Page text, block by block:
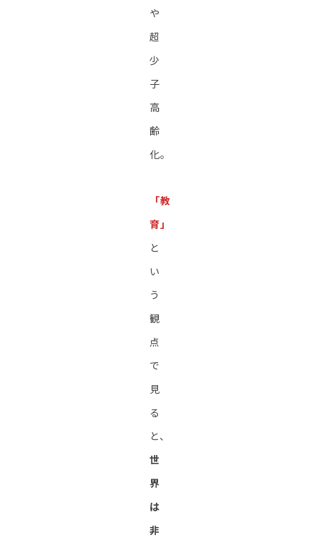
や
超
少
子
高
齢
化。
「教
育」
と
い
う
観
点
で
見
る
と、
世
界
は
非